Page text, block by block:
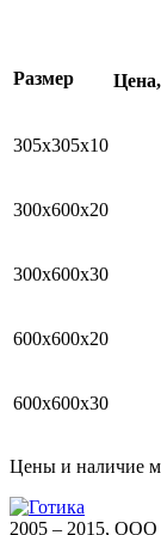
Размер
305х305х10
300х600х20
300х600х30
600х600х20
600х600х30
Цены и наличие
2005 – 2015, ООО